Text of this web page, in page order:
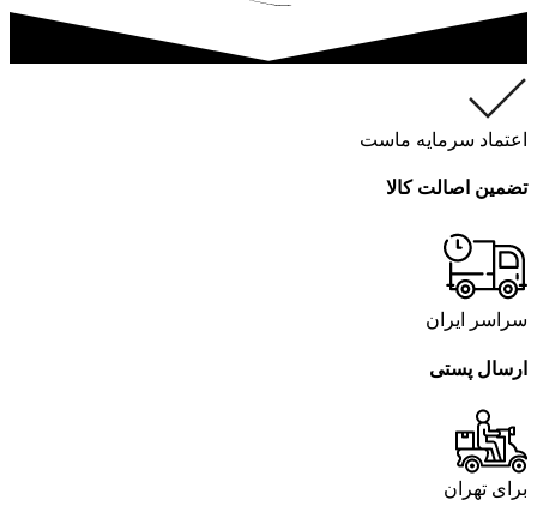
اعتماد سرمایه ماست
تضمین اصالت کالا
سراسر ایران
ارسال پستی
برای تهران